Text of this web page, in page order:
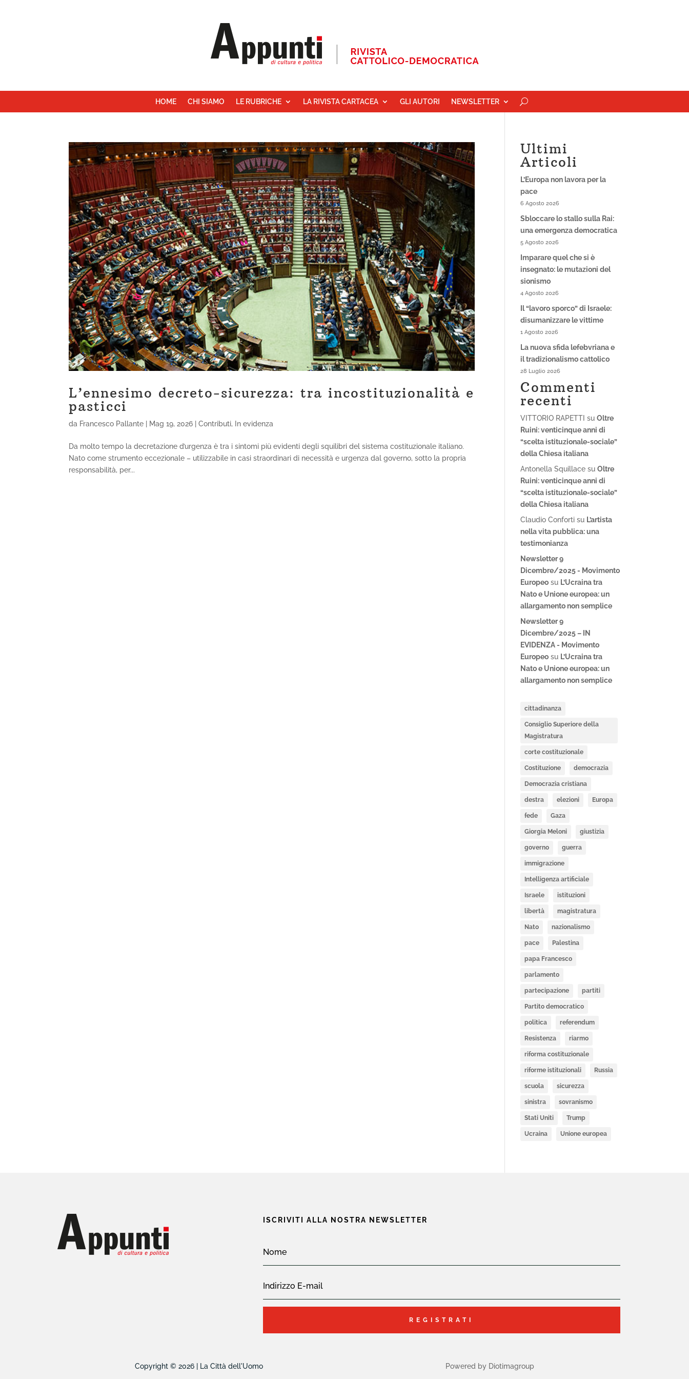
HOME CHI SIAMO LE RUBRICHE LA RIVISTA CARTACEA GLI AUTORI NEWSLETTER
L’ennesimo decreto-sicurezza: tra incostituzionalità e
pasticci
da Francesco Pallante | Mag 19, 2026 |Contributi, In evidenza
Da molto tempo la decretazione d’urgenza è tra i sintomi più evidenti degli squilibri del sistema costituzionale italiano.
Nato come strumento eccezionale – utilizzabile in casi straordinari di necessità e urgenza dal governo, sotto la propria
responsabilità, per...
Ultimi
Articoli
L’Europa non lavora per la
pace
6 Agosto 2026
Sbloccare lo stallo sulla Rai:
una emergenza democratica
5 Agosto 2026
Imparare quel che si è
insegnato: le mutazioni del
sionismo
4 Agosto 2026
Il “lavoro sporco” di Israele:
disumanizzare le vittime
1 Agosto 2026
La nuova sfida lefebvriana e
il tradizionalismo cattolico
28 Luglio 2026
Commenti
recenti
VITTORIO RAPETTI suOltre
Ruini: venticinque anni di
“scelta istituzionale-sociale”
della Chiesa italiana
Antonella Squillace suOltre
Ruini: venticinque anni di
“scelta istituzionale-sociale”
della Chiesa italiana
Claudio Conforti su L’artista
nella vita pubblica: una
testimonianza
Newsletter 9
Dicembre/2025 - Movimento
Europeo su L’Ucraina tra
Nato e Unione europea: un
allargamento non semplice
Newsletter 9
Dicembre/2025 – IN
EVIDENZA - Movimento
Europeo su L’Ucraina tra
Nato e Unione europea: un
allargamento non semplice
cittadinanza
Consiglio Superiore della
Magistratura
corte costituzionale
Costituzione democrazia
Democrazia cristiana
destra elezioni Europa
fede Gaza
Giorgia Meloni giustizia
governo guerra
immigrazione
Intelligenza artificiale
Israele istituzioni
libertà magistratura
Nato nazionalismo
pace Palestina
papa Francesco
parlamento
partecipazione partiti
Partito democratico
politica referendum
Resistenza riarmo
riforma costituzionale
riforme istituzionali Russia
scuola sicurezza
sinistra sovranismo
Stati Uniti Trump
Ucraina Unione europea
ISCRIVITI ALLA NOSTRA NEWSLETTER
REGISTRATI
Copyright © 2026 | La Città dell'Uomo Powered by Diotimagroup